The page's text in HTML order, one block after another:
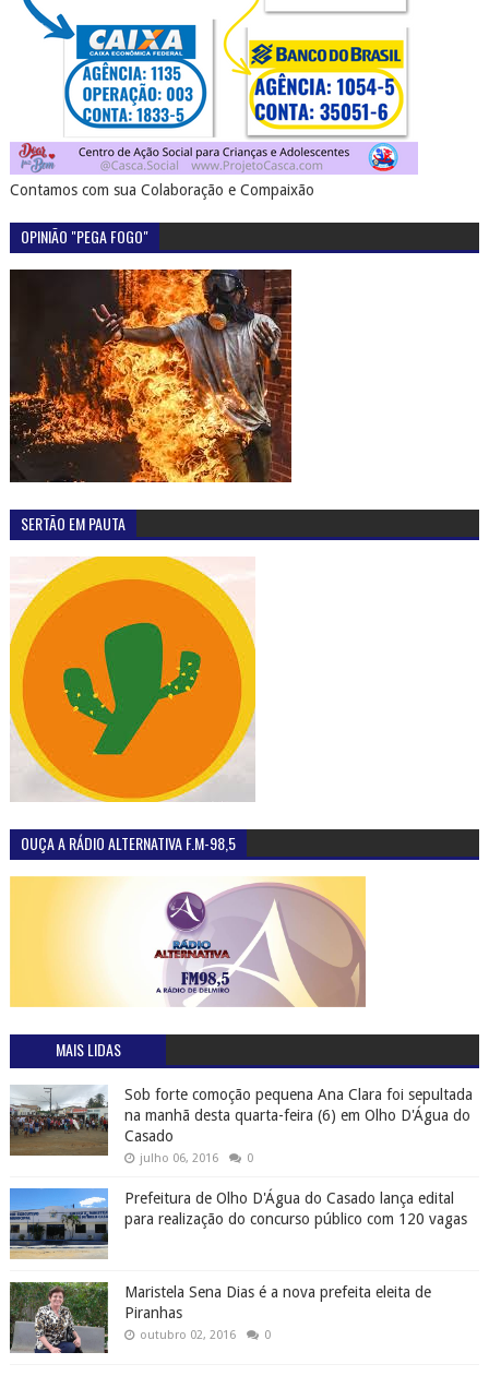
Contamos com sua Colaboração e Compaixão
OPINIÃO "PEGA FOGO"
SERTÃO EM PAUTA
OUÇA A RÁDIO ALTERNATIVA F.M-98,5
MAIS LIDAS
Sob forte comoção pequena Ana Clara foi sepultada
na manhã desta quarta-feira (6) em Olho D'Água do
Casado
julho 06, 2016 0
Prefeitura de Olho D'Água do Casado lança edital
para realização do concurso público com 120 vagas
Maristela Sena Dias é a nova prefeita eleita de
Piranhas
outubro 02, 2016 0